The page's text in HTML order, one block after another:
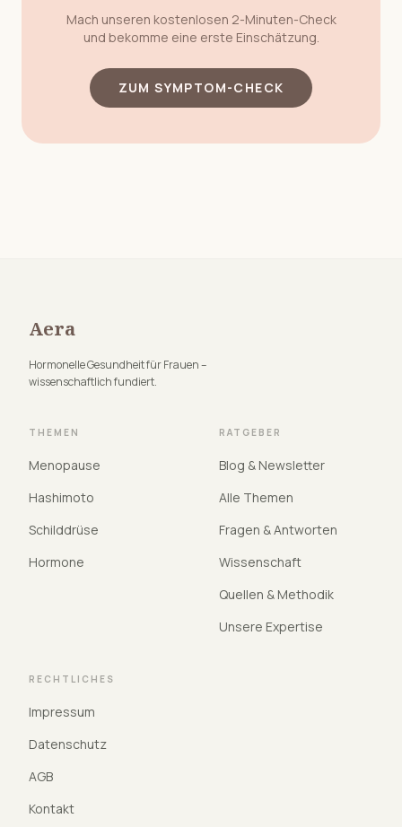
Mach unseren kostenlosen 2-Minuten-Check
und bekomme eine erste Einschätzung.
ZUM SYMPTOM-CHECK
Aera
Hormonelle Gesundheit für Frauen –
wissenschaftlich fundiert.
THEMEN
Menopause
Hashimoto
Schilddrüse
Hormone
RATGEBER
Blog & Newsletter
Alle Themen
Fragen & Antworten
Wissenschaft
Quellen & Methodik
Unsere Expertise
RECHTLICHES
Impressum
Datenschutz
AGB
Kontakt